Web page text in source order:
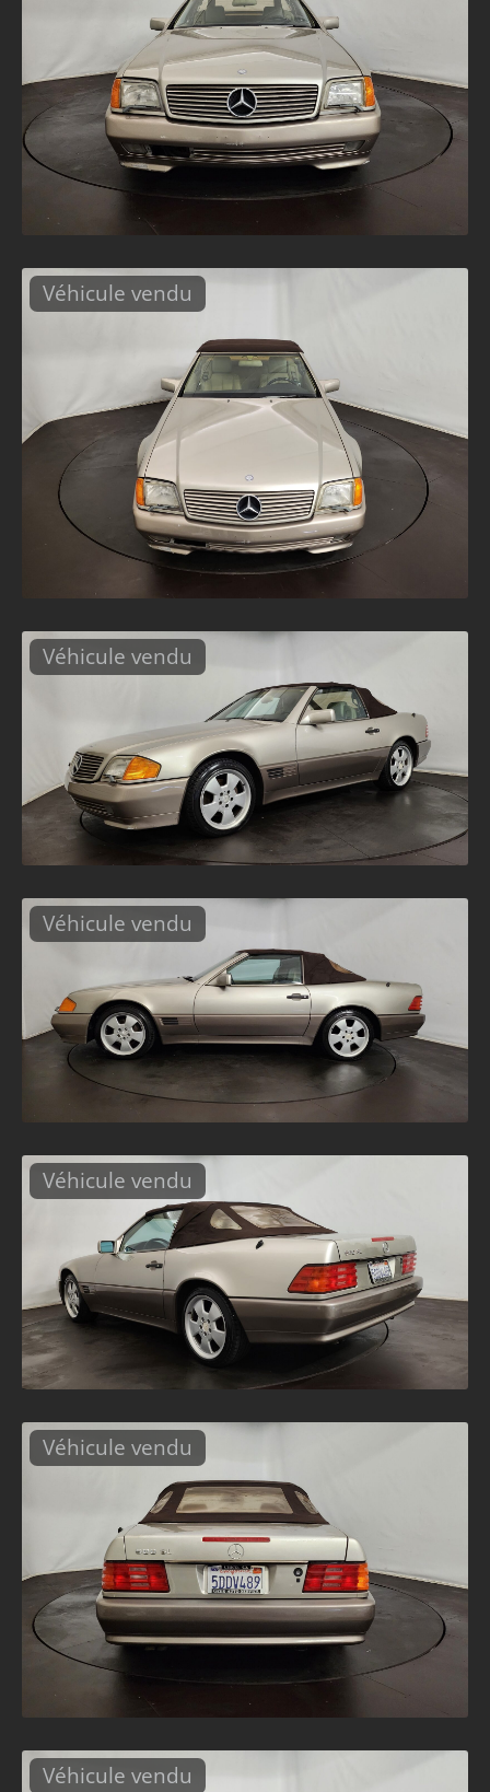
Véhicule vendu
Véhicule vendu
Véhicule vendu
Véhicule vendu
Véhicule vendu
Véhicule vendu